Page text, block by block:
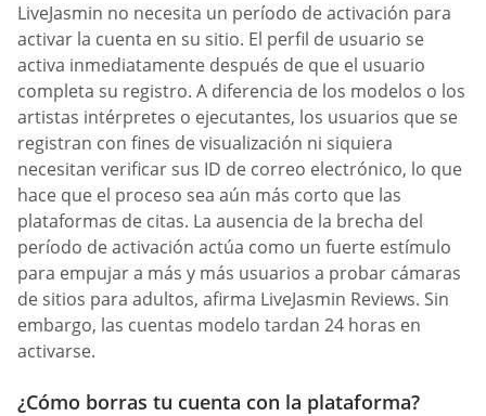
LiveJasmin no necesita un período de activación para
activar la cuenta en su sitio. El perfil de usuario se
activa inmediatamente después de que el usuario
completa su registro. A diferencia de los modelos o los
artistas intérpretes o ejecutantes, los usuarios que se
registran con fines de visualización ni siquiera
necesitan verificar sus ID de correo electrónico, lo que
hace que el proceso sea aún más corto que las
plataformas de citas. La ausencia de la brecha del
período de activación actúa como un fuerte estímulo
para empujar a más y más usuarios a probar cámaras
de sitios para adultos, afirma LiveJasmin Reviews. Sin
embargo, las cuentas modelo tardan 24 horas en
activarse.
¿Cómo borras tu cuenta con la plataforma?